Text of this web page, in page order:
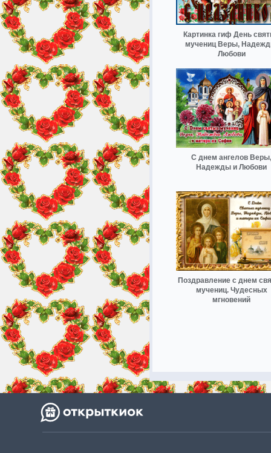
Картинка гиф День
мучениц Веры,
Любови
С днем ангелов Веры,
Надежды и Любови
Поздравление с днем
мучениц. Чудесных
мгновений